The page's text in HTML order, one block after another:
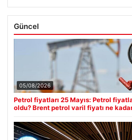
Güncel
05/08/2026
Petrol fiyatları 25 Mayıs: Petrol
oldu? Brent petrol varil fiyatı ne